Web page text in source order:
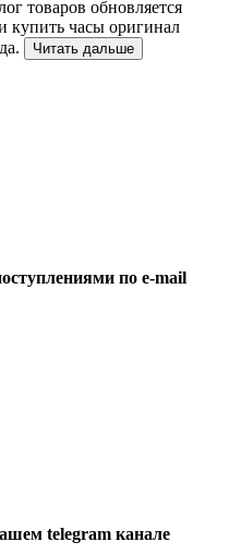
товаров обновляется
купить часы оригинал
Читать дальше
по e-mail
telegram канале